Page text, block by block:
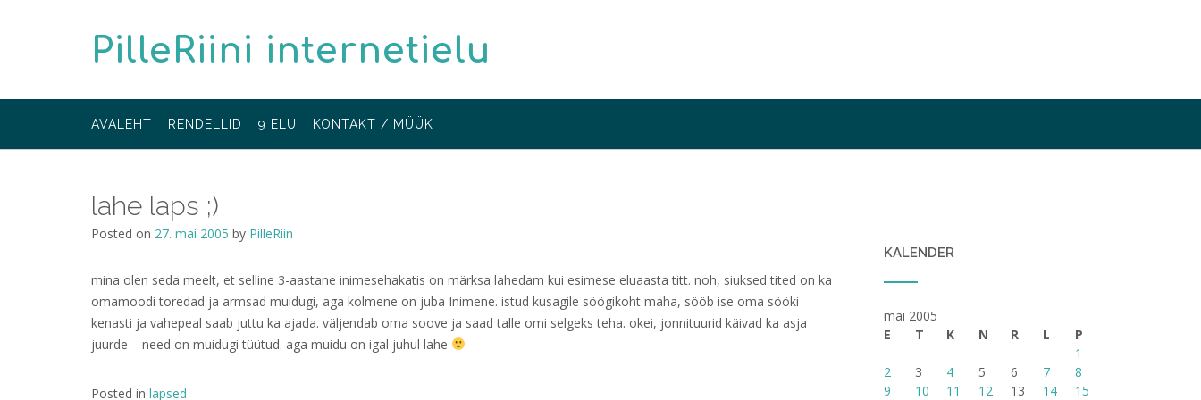
PilleRiini internetielu
AVALEHT RENDELLID 9 ELU KONTAKT / MÜÜK
lahe laps ;)
Posted on 27. mai 2005 by PilleRiin
mina olen seda meelt, et selline 3-aastane inimesehakatis on märksa lahedam kui esimese eluaasta titt. noh, siuksed tited on ka
omamoodi toredad ja armsad muidugi, aga kolmene on juba Inimene. istud kusagile söögikoht maha, sööb ise oma sööki
kenasti ja vahepeal saab juttu ka ajada. väljendab oma soove ja saad talle omi selgeks teha. okei, jonnituurid käivad ka asja
juurde – need on muidugi tüütud. aga muidu on igal juhul lahe
Posted in lapsed
KALENDER
mai 2005
E
T K N R L
P
1
2
3 4 5 6 7
8
9
10 11 12 13 14
15